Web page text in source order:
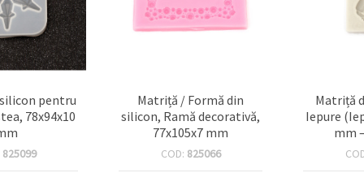
pentru
78x94x10
825099
Matriță / Formă din
silicon, Ramă decorativă,
77x105x7 mm
COD: 825066
Matriță
Iepure
mm